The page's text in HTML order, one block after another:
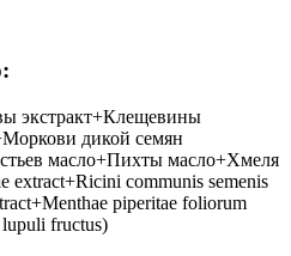
экстракт+Клещевины
дикой семян
масло+Пихты масло+Хмеля
extract+Ricini communis semenis
piperitae foliorum
fructus)